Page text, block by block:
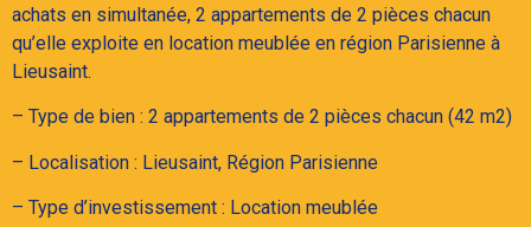
achats en simultanée, 2 appartements de 2 pièces chacun
qu’elle exploite en location meublée en région Parisienne à
Lieusaint.
– Type de bien : 2 appartements de 2 pièces chacun (42 m2)
– Localisation : Lieusaint, Région Parisienne
– Type d’investissement : Location meublée